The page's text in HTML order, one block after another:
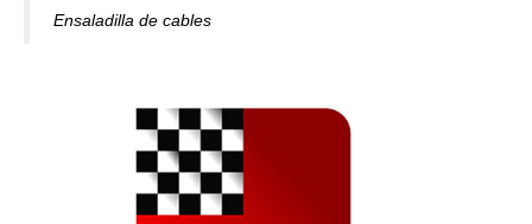
Ensaladilla de cables